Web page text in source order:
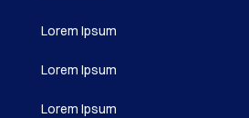
Lorem Ipsum
Lorem Ipsum
Lorem Ipsum